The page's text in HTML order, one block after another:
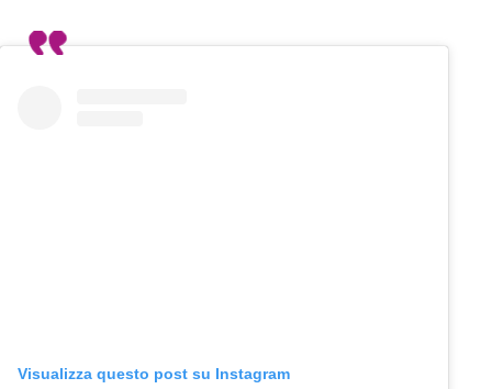
Visualizza questo post su Instagram